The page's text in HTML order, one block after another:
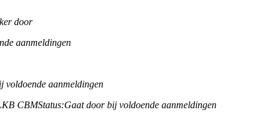
door
aanmeldingen
voldoende aanmeldingen
CBMStatus:Gaat door bij voldoende aanmeldingen